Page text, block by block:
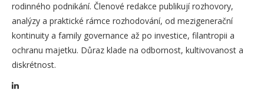
rodinného podnikání. Členové redakce publikují rozhovory,
analýzy a praktické rámce rozhodování, od mezigenerační
kontinuity a family governance až po investice, filantropii a
ochranu majetku. Důraz klade na odbornost, kultivovanost a
diskrétnost.